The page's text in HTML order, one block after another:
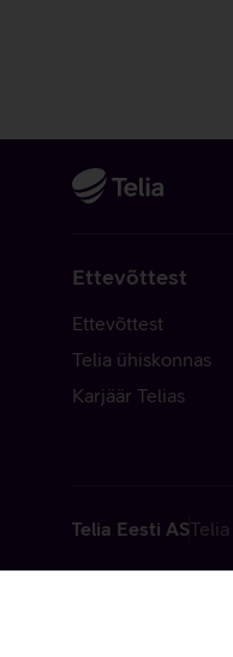
Ettevõttest
Ettevõttest
Telia ühiskonnas
Karjäär Telias
Telia Eesti AS